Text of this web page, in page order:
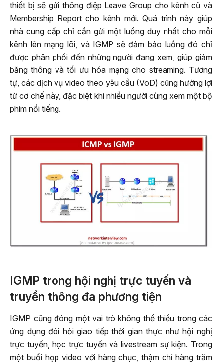
thiết bị sẽ gửi thông điệp Leave Group cho kênh cũ và
Membership Report cho kênh mới. Quá trình này giúp
nhà cung cấp chỉ cần gửi một luồng duy nhất cho mỗi
kênh lên mạng lõi, và IGMP sẽ đảm bảo luồng đó chỉ
được phân phối đến những người đang xem, giúp giảm
băng thông và tối ưu hóa mạng cho streaming. Tương
tự, các dịch vụ video theo yêu cầu (VoD) cũng hưởng lợi
từ cơ chế này, đặc biệt khi nhiều người cùng xem một bộ
phim nổi tiếng.
IGMP trong hội nghị trực tuyến và
truyền thông đa phương tiện
IGMP cũng đóng một vai trò không thể thiếu trong các
ứng dụng đòi hỏi giao tiếp thời gian thực như hội nghị
trực tuyến, học trực tuyến và livestream sự kiện. Trong
một buổi họp video với hàng chục, thậm chí hàng trăm